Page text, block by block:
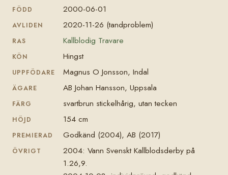
FÖDD 2000-06-01
AVLIDEN 2020-11-26 (tandproblem)
RAS Kallblodig Travare
KÖN Hingst
UPPFÖDARE Magnus O Jonsson, Indal
ÄGARE AB Johan Hansson, Uppsala
FÄRG svartbrun stickelhårig, utan tecken
HÖJD 154 cm
PREMIERAD Godkänd (2004), AB (2017)
ÖVRIGT
2004: Vann Svenskt Kallblodsderby på
1.26,9.